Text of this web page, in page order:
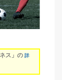
ス」の 詳